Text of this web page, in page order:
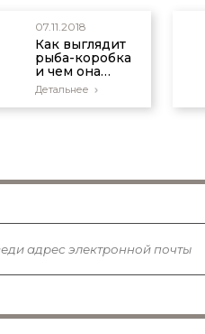
07.11.2018
Как выглядит
рыба-коробка
и чем она
уникальна?
Детальнее